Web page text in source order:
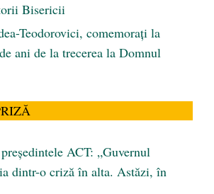
Bisericii
Teodorovici, comemorați la
ani de la trecerea la Domnul
ACT: „Guvernul
dintr-o criză în alta. Astăzi, în